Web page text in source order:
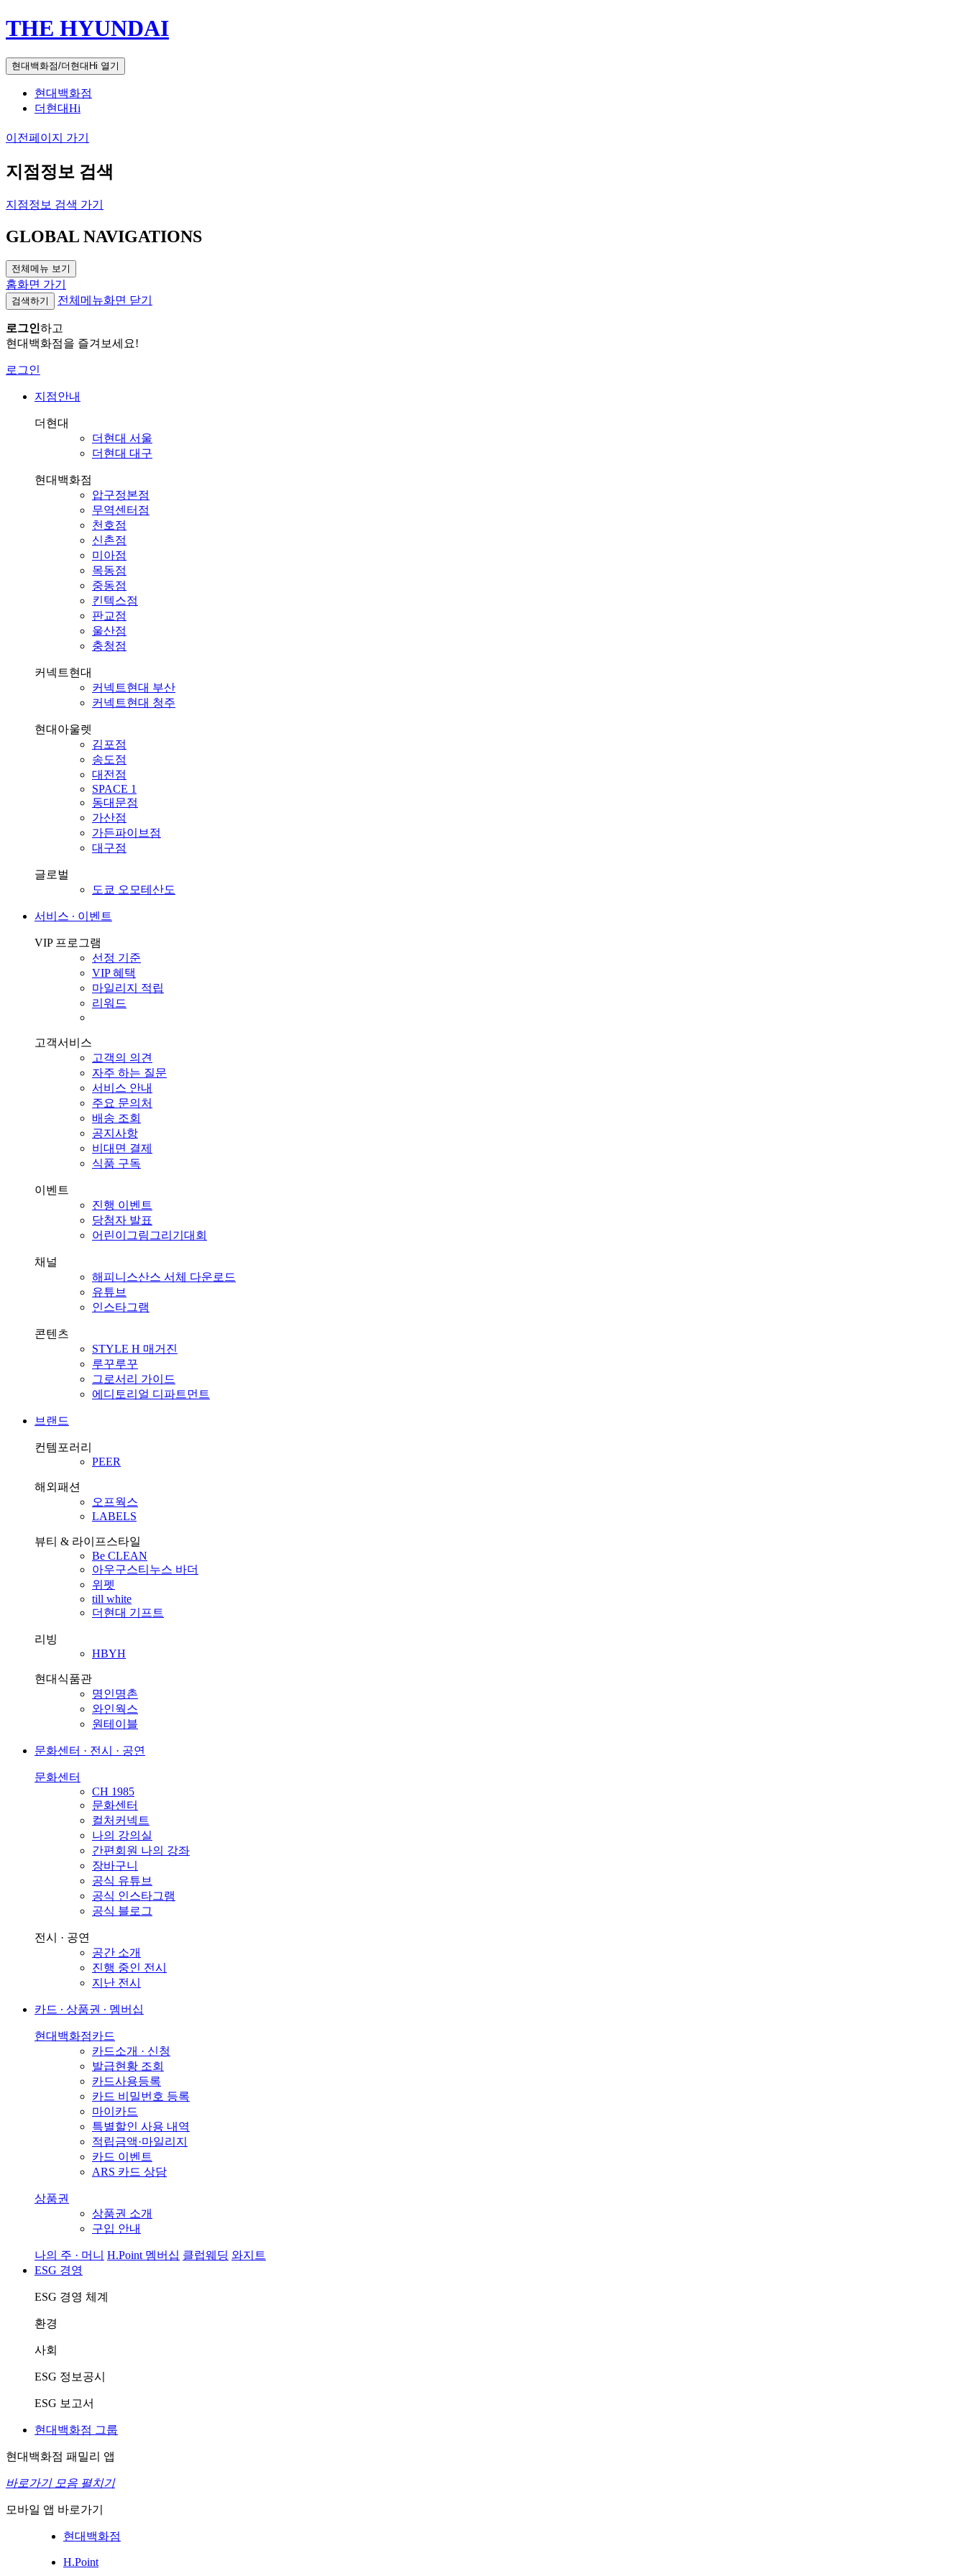
THE HYUNDAI
현대백화점/더현대Hi 열기
현대백화점
더현대Hi
이전페이지 가기
지점정보 검색
지점정보 검색 가기
GLOBAL NAVIGATIONS
전체메뉴 보기
홈화면 가기
검색하기 전체메뉴화면 닫기
로그인하고
현대백화점을 즐겨보세요!
로그인
지점안내
더현대
더현대 서울
더현대 대구
현대백화점
압구정본점
무역센터점
천호점
신촌점
미아점
목동점
중동점
킨텍스점
판교점
울산점
충청점
커넥트현대
커넥트현대 부산
커넥트현대 청주
현대아울렛
김포점
송도점
대전점
SPACE 1
동대문점
가산점
가든파이브점
대구점
글로벌
도쿄 오모테산도
서비스 ∙ 이벤트
VIP 프로그램
선정 기준
VIP 혜택
마일리지 적립
리워드
고객서비스
고객의 의견
자주 하는 질문
서비스 안내
주요 문의처
배송 조회
공지사항
비대면 결제
식품 구독
이벤트
진행 이벤트
당첨자 발표
어린이그림그리기대회
채널
해피니스산스 서체 다운로드
유튜브
인스타그램
콘텐츠
STYLE H 매거진
루꾸루꾸
그로서리 가이드
에디토리얼 디파트먼트
브랜드
컨템포러리
PEER
해외패션
오프웍스
LABELS
뷰티 & 라이프스타일
Be CLEAN
아우구스티누스 바더
위펫
till white
더현대 기프트
리빙
HBYH
현대식품관
명인명촌
와인웍스
원테이블
문화센터 · 전시 · 공연
문화센터
CH 1985
문화센터
컬처커넥트
나의 강의실
간편회원 나의 강좌
장바구니
공식 유튜브
공식 인스타그램
공식 블로그
전시 · 공연
공간 소개
진행 중인 전시
지난 전시
카드 ∙ 상품권 ∙ 멤버십
현대백화점카드
카드소개 · 신청
발급현황 조회
카드사용등록
카드 비밀번호 등록
마이카드
특별할인 사용 내역
적립금액·마일리지
카드 이벤트
ARS 카드 상담
상품권
상품권 소개
구입 안내
나의 주 · 머니 H.Point 멤버십 클럽웨딩 와지트
ESG 경영
ESG 경영 체계
환경
사회
ESG 정보공시
ESG 보고서
현대백화점 그룹
현대백화점 패밀리 앱
바로가기 모음 펼치기
모바일 앱 바로가기
현대백화점
H.Point